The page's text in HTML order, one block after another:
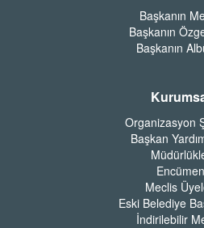
Başkanın
Başkanın
Başkanın
Organizasyon
Başkan
Encümen
Meclis
Eski Belediye
İndirilebilir